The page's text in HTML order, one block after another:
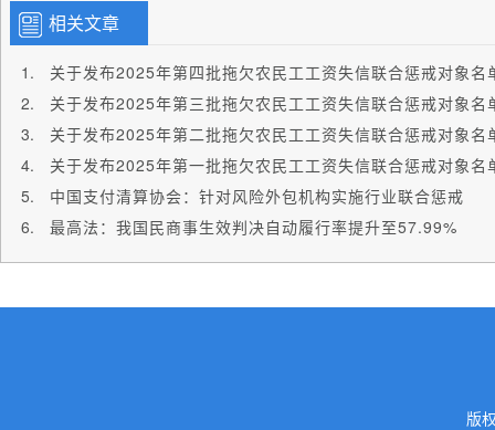
相关文章
关于发布2025年第四批拖欠农民工工资失信联合惩戒对象名
关于发布2025年第三批拖欠农民工工资失信联合惩戒对象名
关于发布2025年第二批拖欠农民工工资失信联合惩戒对象名
关于发布2025年第一批拖欠农民工工资失信联合惩戒对象名
中国支付清算协会：针对风险外包机构实施行业联合惩戒
最高法：我国民商事生效判决自动履行率提升至57.99%
版